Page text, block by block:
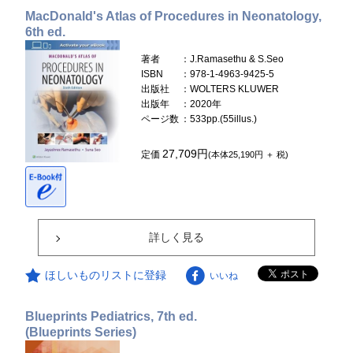
MacDonald's Atlas of Procedures in Neonatology,
6th ed.
著者
：J.Ramasethu & S.Seo
ISBN
：978-1-4963-9425-5
出版社
：WOLTERS KLUWER
出版年
：2020年
ページ数 ：533pp.(55illus.)
定価 27,709円(本体25,190円 ＋ 税)
詳しく見る
ほしいものリストに登録 いいね
Blueprints Pediatrics, 7th ed.
(Blueprints Series)